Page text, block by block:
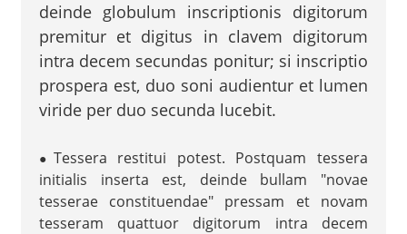
deinde globulum inscriptionis digitorum
premitur et digitus in clavem digitorum
intra decem secundas ponitur; si inscriptio
prospera est, duo soni audientur et lumen
viride per duo secunda lucebit.
● Tessera restitui potest. Postquam tessera
initialis inserta est, deinde bullam "novae
tesserae constituendae" pressam et novam
tesseram quattuor digitorum intra decem